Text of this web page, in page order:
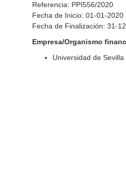
Referencia: PPI556/2020
Fecha de Inicio: 01-01-2020
Fecha de Finalización: 31-
Empresa/Organismo
Universidad de Sevilla